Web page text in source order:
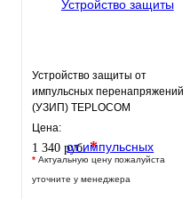
Устройство защиты от
импульсных перенапряжений
(УЗИП) TEPLOCOM
АЛЬБАТРОС-220/3500 АС
Цена:
1 340 руб.*
* Актуальную цену пожалуйста
уточните у менеджера